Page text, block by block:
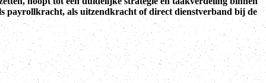
payrollkracht, als uitzendkracht of direct dienstverband bij de